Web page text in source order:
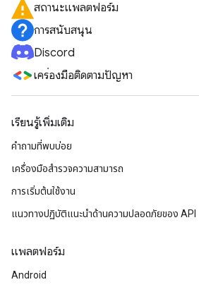
สถานะแพลตฟอร์ม
การสนับสนุน
Discord
เครื่องมือติดตามปัญหา
เรียนรู้เพิ่มเติม
คำถามที่พบบ่อย
เครื่องมือสำรวจความสามารถ
การเริ่มต้นใช้งาน
แนวทางปฏิบัติแนะนําด้านความปลอดภัยของ API
แพลตฟอร์ม
Android